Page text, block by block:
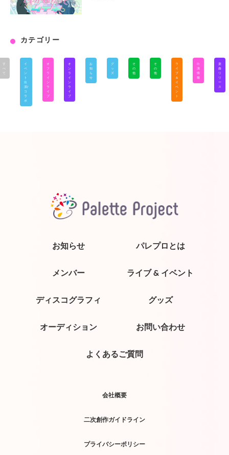
カテゴリー
す
べ
て
イ
ベ
ン
ト
出
演/
コ
ラ
ボ
オ
フ
ラ
イ
ン
ラ
イ
ブ
オ
ン
ラ
イ
ン
ラ
イ
ブ
お
知
ら
せ
グ
ッ
ズ
そ
の
他
そ
の
他
ラ
イ
ブ
＆
イ
ベ
ン
ト
出
演
情
報
楽
曲
リ
リ
ー
ス
お知らせ パレプロとは
メンバー ライブ & イベント
ディスコグラフィ グッズ
オーディション お問い合わせ
よくあるご質問
会社概要
二次創作ガイドライン
プライバシーポリシー